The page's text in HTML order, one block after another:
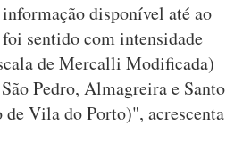
disponível até ao
sentido com intensidade
de Mercalli Modificada)
Pedro, Almagreira e Santo
Vila do Porto)", acrescenta